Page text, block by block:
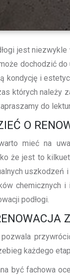
jest
dochodzić
kondycję i
których należy
do
O
mieć na
że jest to
uszkodzeń
chemicznych
podłogi.
każdego
być fachowa